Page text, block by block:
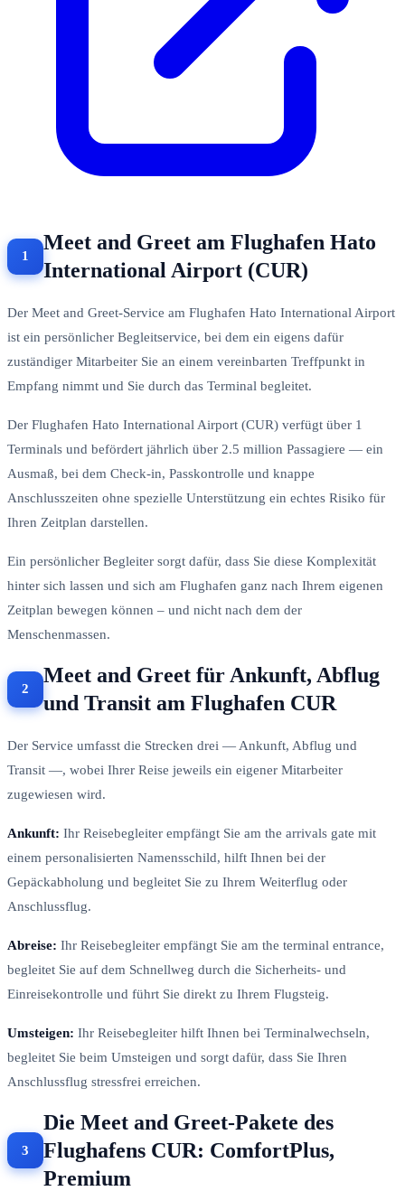
Meet and Greet am Flughafen Hato
International Airport (CUR)
Der Meet and Greet-Service am Flughafen Hato International Airport
ist ein persönlicher Begleitservice, bei dem ein eigens dafür
zuständiger Mitarbeiter Sie an einem vereinbarten Treffpunkt in
Empfang nimmt und Sie durch das Terminal begleitet.
Der Flughafen Hato International Airport (CUR) verfügt über 1
Terminals und befördert jährlich über 2.5 million Passagiere — ein
Ausmaß, bei dem Check-in, Passkontrolle und knappe
Anschlusszeiten ohne spezielle Unterstützung ein echtes Risiko für
Ihren Zeitplan darstellen.
Ein persönlicher Begleiter sorgt dafür, dass Sie diese Komplexität
hinter sich lassen und sich am Flughafen ganz nach Ihrem eigenen
Zeitplan bewegen können – und nicht nach dem der
Menschenmassen.
Meet and Greet für Ankunft, Abflug
und Transit am Flughafen CUR
Der Service umfasst die Strecken drei — Ankunft, Abflug und
Transit —, wobei Ihrer Reise jeweils ein eigener Mitarbeiter
zugewiesen wird.
Ankunft: Ihr Reisebegleiter empfängt Sie am the arrivals gate mit
einem personalisierten Namensschild, hilft Ihnen bei der
Gepäckabholung und begleitet Sie zu Ihrem Weiterflug oder
Anschlussflug.
Abreise: Ihr Reisebegleiter empfängt Sie am the terminal entrance,
begleitet Sie auf dem Schnellweg durch die Sicherheits- und
Einreisekontrolle und führt Sie direkt zu Ihrem Flugsteig.
Umsteigen: Ihr Reisebegleiter hilft Ihnen bei Terminalwechseln,
begleitet Sie beim Umsteigen und sorgt dafür, dass Sie Ihren
Anschlussflug stressfrei erreichen.
Die Meet and Greet-Pakete des
Flughafens CUR: ComfortPlus,
Premium